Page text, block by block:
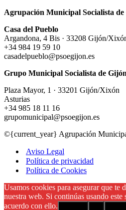
Agrupación Municipal Socialista
Casa del Pueblo
Argandona, 4 Bis · 33208 Gijón/
+34 984 19 59 10
casadelpueblo@psoegijon.es
Grupo Municipal Socialista de
Plaza Mayor, 1 · 33201 Gijón/Xixón
Asturias
+34 985 18 11 16
grupomunicipal@psoegijon.es
©{current_year} Agrupación
Aviso Legal
Política de privacidad
Política de Cookies
Usamos cookies para asegurar que te
nuestra web. Si continúas usando este
acuerdo con ello.